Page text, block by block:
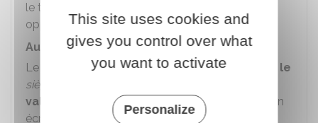
le tiers sauf s'il avait connaissance de cette
opposition.
Autres pouvoirs
Le ou les gérants peuvent décider dedéplacer le
siège social
validation des associés
lors d'une consultation
écrite ou une assemblée à la majorité.
This site uses cookies and
gives you control over what
you want to activate
Personalize